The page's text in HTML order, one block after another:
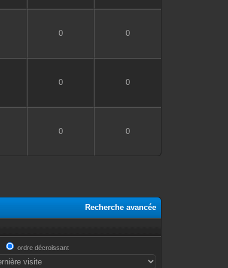
0 0
0 0
0 0
Recherche avancée
ordre décroissant